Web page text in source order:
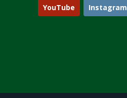
YouTube Instagram